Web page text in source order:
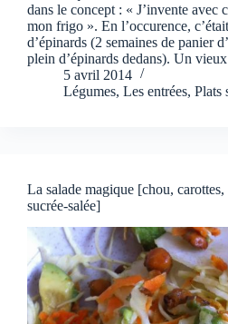
dans le concept : « J’invente avec
mon frigo ». En l’occurence,
d’épinards (2 semaines de panier
plein d’épinards dedans). Un
5 avril 2014
Légumes, Les entrées, Plats
La salade magique [chou, carottes,
sucrée-salée]